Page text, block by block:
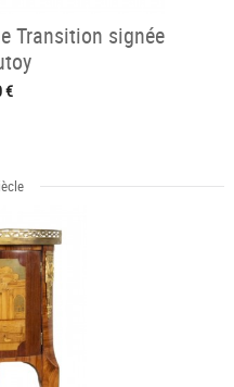
Transition signée
€